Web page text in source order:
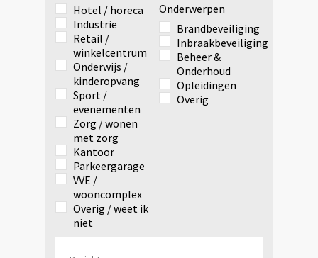
Hotel / horeca
Industrie
Retail /
winkelcentrum
Onderwijs /
kinderopvang
Sport /
evenementen
Zorg / wonen
met zorg
Kantoor
Parkeergarage
VVE /
wooncomplex
Overig / weet ik
niet
Onderwerpen
Brandbeveiliging
Inbraakbeveiliging
Beheer &
Onderhoud
Opleidingen
Overig